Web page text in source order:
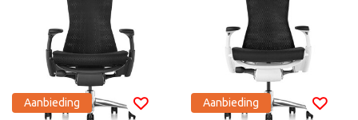
Aanbieding Aanbieding